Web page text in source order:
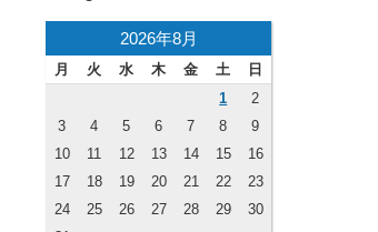
2026年8月
月 火 水 木 金 土
日
1
2
3
4 5 6 7 8
9
10
11 12 13 14 15
16
17
18 19 20 21 22
23
24
25 26 27 28 29
30